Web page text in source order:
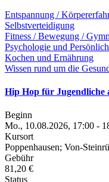
Entspannung /
Selbstverteidigung
Fitness / Bewegung /
Psychologie und
Kochen und Ernährung
Wissen rund um die
Hip Hop für Jugendliche
Beginn
Mo., 10.08.2026, 17:00 -
Kursort
Poppenhausen; Von-
Gebühr
81,20 €
Status